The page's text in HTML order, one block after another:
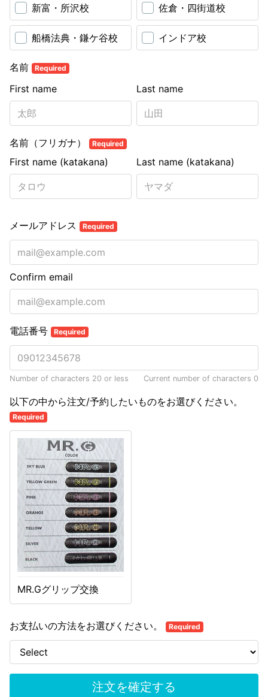
新富・所沢校 佐倉・四街道校
船橋法典・鎌ケ谷校 インドア校
名前 Required
Last name
First name
名前（フリガナ） Required
Last name (katakana)
First name (katakana)
メールアドレス Required
Confirm email
電話番号 Required
Number of characters 20 or less Current number of characters 0
以下の中から注文/予約したいものをお選びください。
Required
MR.Gグリップ交換
お支払いの方法をお選びください。 Required
注文を確定する